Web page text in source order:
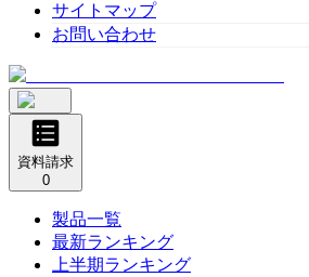
サイトマップ
お問い合わせ
資料請求
0
製品一覧
最新ランキング
上半期ランキング